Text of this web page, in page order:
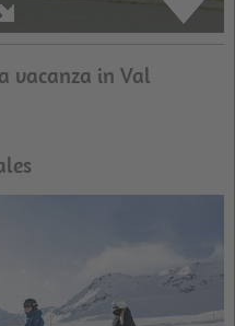
vacanza in Val